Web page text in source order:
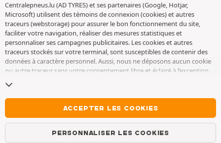
Centralepneus.lu (AD TYRES) et ses partenaires (Google, Hotjar,
Microsoft) utilisent des témoins de connexion (cookies) et autres
traceurs (webstorage) pour assurer le bon fonctionnement du site,
faciliter votre navigation, réaliser des mesures statistiques et
personnaliser ses campagnes publicitaires. Les cookies et autres
traceurs stockés sur votre terminal, sont susceptibles de contenir des
données à caractère personnel. Aussi, nous ne déposons aucun cookie
ou autre traceur sans votre consentement libre et éclairé à l’exception
conservons votre choix pendant 6 mois. Vous pouvez retirer votre
consentement à tout moment en vous rendant sur lapage cookies et
. Vous pouvez choisir de continuer à naviguer sans
accepter le dépôt de cookies ou autres traceurs. Le refus ne fait pas
obstacle à l’accès aux services AD TYRES. Pour plus d’informations, nous
vous invitons à consulterla page cookies et autres traceurs
ACCEPTER LES COOKIES
PERSONNALISER LES COOKIES